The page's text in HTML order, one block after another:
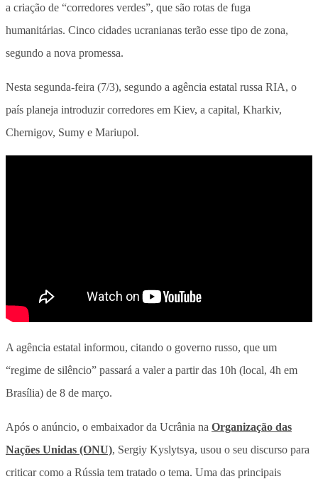
a criação de “corredores verdes”, que são rotas de fuga
humanitárias. Cinco cidades ucranianas terão esse tipo de zona,
segundo a nova promessa.
Nesta segunda-feira (7/3), segundo a agência estatal russa RIA, o
país planeja introduzir corredores em Kiev, a capital, Kharkiv,
Chernigov, Sumy e Mariupol.
A agência estatal informou, citando o governo russo, que um
“regime de silêncio” passará a valer a partir das 10h (local, 4h em
Brasília) de 8 de março.
Após o anúncio, o embaixador da Ucrânia na Organização das
Nações Unidas (ONU), Sergiy Kyslytsya, usou o seu discurso para
criticar como a Rússia tem tratado o tema. Uma das principais